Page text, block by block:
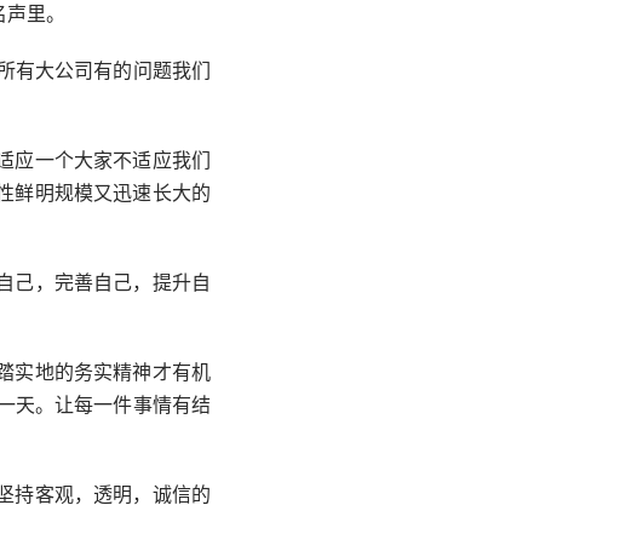
里。
有大公司有的问题我们
应一个大家不适应我们
鲜明规模又迅速长大的
己，完善自己，提升自
实地的务实精神才有机
天。让每一件事情有结
持客观，透明，诚信的